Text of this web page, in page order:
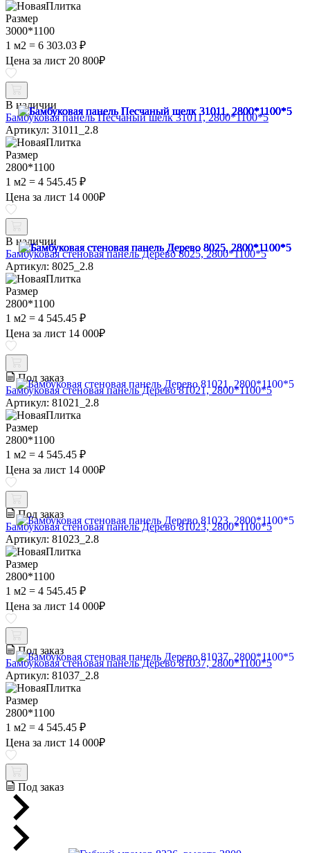
Размер
3000*1100
1 м2 = 6 303.03 ₽
Цена за лист 20 800₽
В наличии
Бамбуковая панель Песчаный шелк 31011, 2800*1100*5
Артикул: 31011_2.8
Размер
2800*1100
1 м2 = 4 545.45 ₽
Цена за лист 14 000₽
В наличии
Бамбуковая стеновая панель Дерево 8025, 2800*1100*5
Артикул: 8025_2.8
Размер
2800*1100
1 м2 = 4 545.45 ₽
Цена за лист 14 000₽
Под заказ
Бамбуковая стеновая панель Дерево 81021, 2800*1100*5
Артикул: 81021_2.8
Размер
2800*1100
1 м2 = 4 545.45 ₽
Цена за лист 14 000₽
Под заказ
Бамбуковая стеновая панель Дерево 81023, 2800*1100*5
Артикул: 81023_2.8
Размер
2800*1100
1 м2 = 4 545.45 ₽
Цена за лист 14 000₽
Под заказ
Бамбуковая стеновая панель Дерево 81037, 2800*1100*5
Артикул: 81037_2.8
Размер
2800*1100
1 м2 = 4 545.45 ₽
Цена за лист 14 000₽
Под заказ